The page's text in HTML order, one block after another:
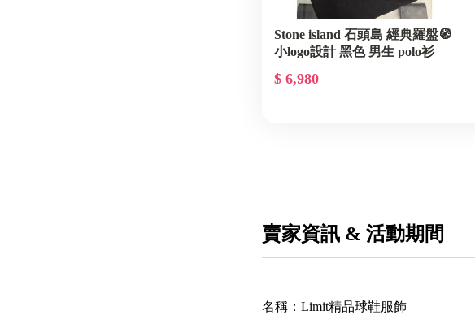
Stone island 石頭島 經典羅盤🧭
小logo設計 黑色 男生 polo衫
$ 6,980
賣家資訊 & 活動期間
名稱： Limit精品球鞋服飾